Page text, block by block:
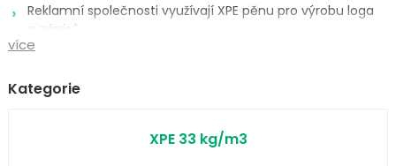
Reklamní společnosti využívají XPE pěnu pro výrobu loga
a nápisů.
Povrch je hladký, pevný a zároveň pružný.
více
Kategorie
XPE 33 kg/m3